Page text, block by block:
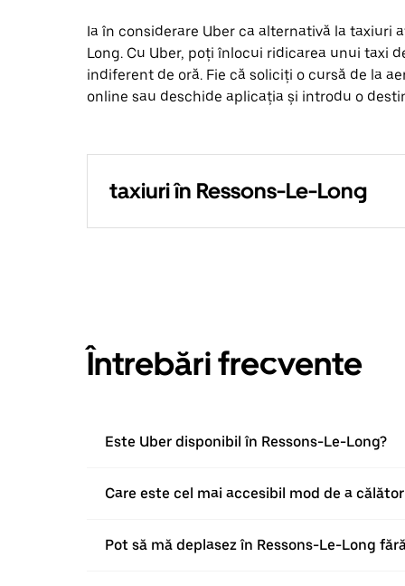
Ia în considerare Uber ca alternativă la taxiuri
Long. Cu Uber, poți înlocui ridicarea unui taxi
indiferent de oră. Fie că soliciți o cursă de la
online sau deschide aplicația și introdu o
taxiuri în Ressons-Le-Long
Întrebări frecvente
Este Uber disponibil în Ressons-Le-Long?
Care este cel mai accesibil mod de a
Pot să mă deplasez în Ressons-Le-Long